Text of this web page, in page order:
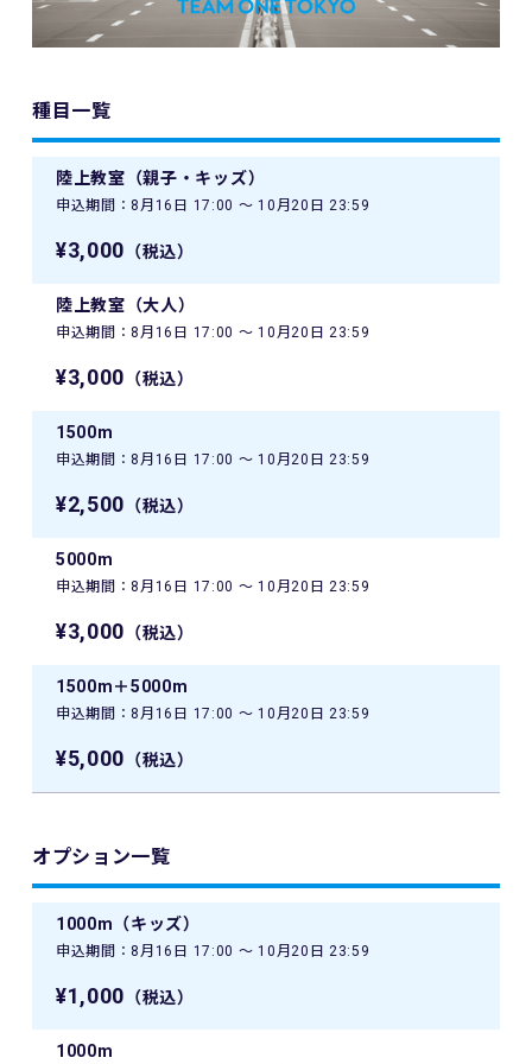
種目一覧
陸上教室（親子・キッズ）
申込期間：8月16日 17:00 〜 10月20日 23:59
¥3,000 （税込）
陸上教室（大人）
申込期間：8月16日 17:00 〜 10月20日 23:59
¥3,000 （税込）
1500m
申込期間：8月16日 17:00 〜 10月20日 23:59
¥2,500 （税込）
5000m
申込期間：8月16日 17:00 〜 10月20日 23:59
¥3,000 （税込）
1500m＋5000m
申込期間：8月16日 17:00 〜 10月20日 23:59
¥5,000 （税込）
オプション一覧
1000m（キッズ）
申込期間：8月16日 17:00 〜 10月20日 23:59
¥1,000 （税込）
1000m